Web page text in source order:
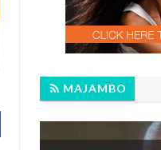
MAJAMBO